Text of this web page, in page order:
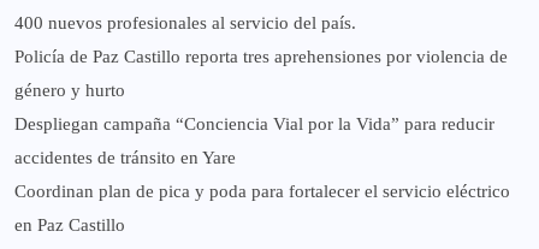
400 nuevos profesionales al servicio del país.
‎Policía de Paz Castillo reporta tres aprehensiones por violencia de
género y hurto
‎Despliegan campaña “Conciencia Vial por la Vida” para reducir
accidentes de tránsito en Yare
Coordinan plan de pica y poda para fortalecer el servicio eléctrico
en Paz Castillo